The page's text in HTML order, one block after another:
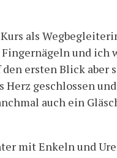
als
und ich
ersten Blick aber
geschlossen
auch ein
mit Enkeln und